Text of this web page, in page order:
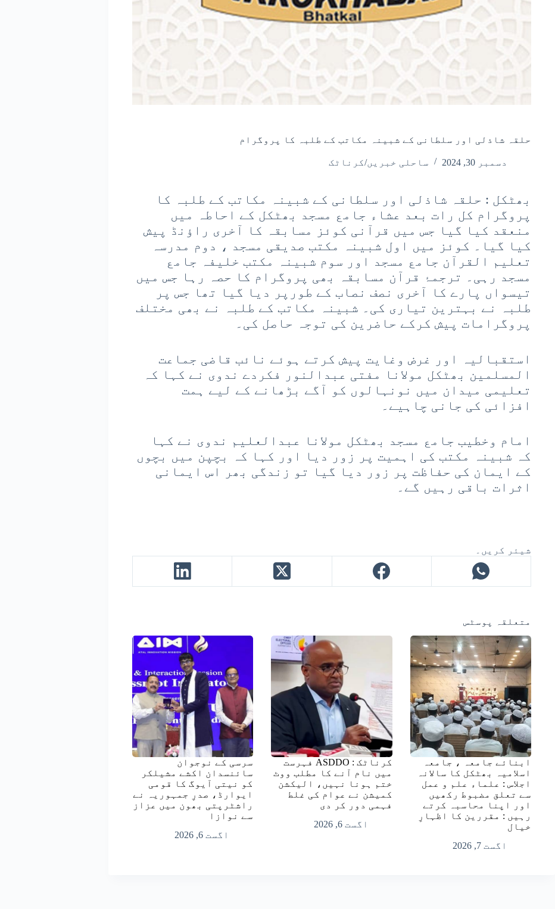
حلقہ شاذلی اور سلطانی کے شبینہ مکاتب کے طلبہ کا پروگرام
دسمبر 30, 2024 ساحلی خبریں/کرناٹک
بھٹکل : حلقہ شاذلی اور سلطانی کے شبینہ مکاتب کے طلبہ کا
پروگرام کل رات بعد عشاء جامع مسجد بھٹکل کے احاطہ میں
منعقد کیا گیا جس میں قرآنی کوئز مسابقہ کا آخری راؤنڈ پیش
کیا گیا۔ کوئز میں اول شبینہ مکتب صدیقی مسجد ، دوم مدرسہ
تعلیم القرآن جامع مسجد اور سوم شبینہ مکتب خلیفہ جامع
مسجد رہی۔ ترجمۂ قرآن مسابقہ بھی پروگرام کا حصہ رہا جس میں
تیسواں پارے کا آخری نصف نصاب کے طورپر دیا گیا تھا جس پر
طلبہ نے بہترین تیاری کی۔ شبینہ مکاتب کے طلبہ نے بھی مختلف
پروگرامات پیش کرکے حاضرین کی توجہ حاصل کی۔
استقبالیہ اور غرض وغایت پیش کرتے ہوئے نائب قاضی جماعت
المسلمین بھٹکل مولانا مفتی عبدالنور فکردے ندوی نے کہا کہ
تعلیمی میدان میں نونہالوں کو آگے بڑھانے کے لیے ہمت
افزائی کی جانی چاہیے۔
امام وخطیب جامع مسجد بھٹکل مولانا عبدالعلیم ندوی نے کہا
کہ شبینہ مکتب کی اہمیت پر زور دیا اور کہا کہ بچپن میں بچوں
کے ایمان کی حفاظت پر زور دیا گیا تو زندگی بھر اس ایمانی
اثرات باقی رہیں گے۔
شیئر کریں۔
متعلقہ پوسٹس
ابنائے جامعہ ، جامعہ
اسلامیہ بھٹکل کا سالانہ
اجلاس : علماء علم و عمل
سے تعلق مضبوط رکھیں
اور اپنا محاسبہ کرتے
رہیں : مقررین کا اظہارِ
خیال
اگست 7, 2026
کرناٹک : ASDDO فہرست
میں نام آنے کا مطلب ووٹ
ختم ہونا نہیں، الیکشن
کمیشن نے عوام کی غلط
فہمی دور کر دی
اگست 6, 2026
سرسی کے نوجوان
سائنسدان اکشے مشیلکر
کو نیتی آیوگ کا قومی
ایوارڈ، صدرِ جمہوریہ نے
راشٹرپتی بھون میں عزاز
سے نوازا
اگست 6, 2026